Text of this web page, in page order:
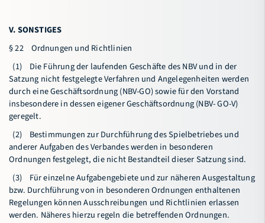
V. SONSTIGES
§ 22 Ordnungen und Richtlinien
(1) Die Führung der laufenden Geschäfte des NBV und in der
Satzung nicht festgelegte Verfahren und Angelegenheiten werden
durch eine Geschäftsordnung (NBV-GO) sowie für den Vorstand
insbesondere in dessen eigener Geschäftsordnung (NBV- GO-V)
geregelt.
(2) Bestimmungen zur Durchführung des Spielbetriebes und
anderer Aufgaben des Verbandes werden in besonderen
Ordnungen festgelegt, die nicht Bestandteil dieser Satzung sind.
(3) Für einzelne Aufgabengebiete und zur näheren Ausgestaltung
bzw. Durchführung von in besonderen Ordnungen enthaltenen
Regelungen können Ausschreibungen und Richtlinien erlassen
werden. Näheres hierzu regeln die betreffenden Ordnungen.